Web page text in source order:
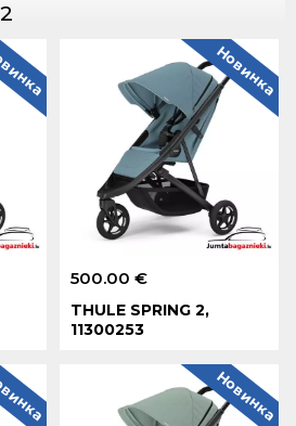
500.00 €
THULE SPRING 2,
11300253
Новинка
Новинка